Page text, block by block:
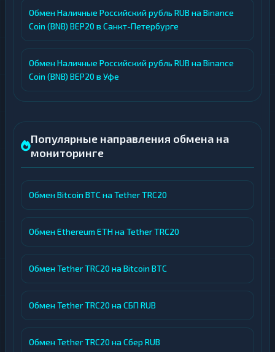
Обмен Наличные Российский рубль RUB на Binance
Coin (BNB) BEP20 в Санкт-Петербурге
Обмен Наличные Российский рубль RUB на Binance
Coin (BNB) BEP20 в Уфе
Популярные направления обмена на
мониторинге
Обмен Bitcoin BTC на Tether TRC20
Обмен Ethereum ETH на Tether TRC20
Обмен Tether TRC20 на Bitcoin BTC
Обмен Tether TRC20 на СБП RUB
Обмен Tether TRC20 на Сбер RUB